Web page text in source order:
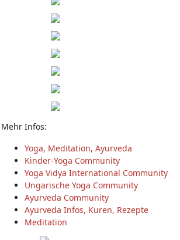
Mehr Infos:
Yoga, Meditation, Ayurveda
Kinder-Yoga Community
Yoga Vidya International Community
Ungarische Yoga Community
Ayurveda Community
Ayurveda Infos, Kuren, Rezepte
Meditation